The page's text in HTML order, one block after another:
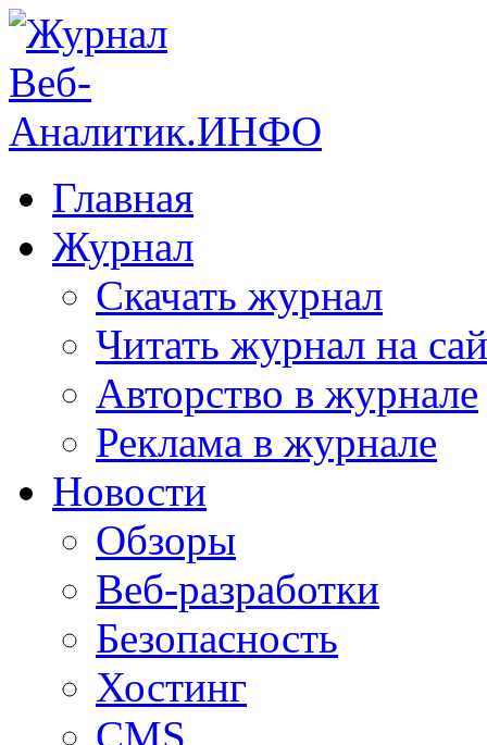
Главная
Журнал
Скачать журнал
Читать журнал на
Авторство в журнале
Реклама в журнале
Новости
Обзоры
Веб-разработки
Безопасность
Хостинг